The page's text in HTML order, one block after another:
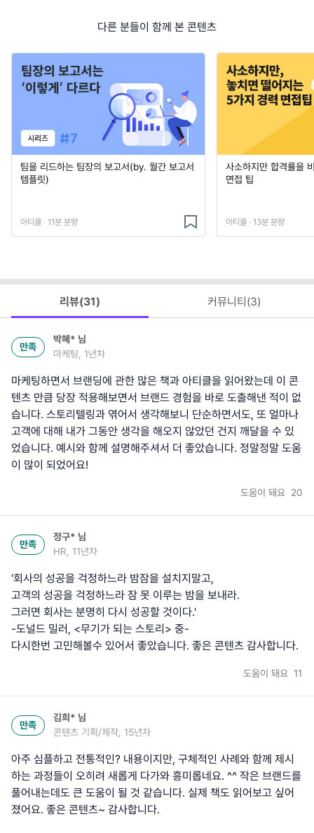
다른 분들이 함께 본 콘텐츠
팀을 리드하는 팀장의 보고서(by. 월간 보고서
템플릿)
아티클 · 11분 분량
사소하지만 합격률을
면접 팁
아티클 · 13분 분량
리뷰(31) 커뮤니티(3)
만족
박혜* 님
마케팅, 1년차
마케팅하면서 브랜딩에 관한 많은 책과 아티클을 읽어왔는데 이 콘
텐츠 만큼 당장 적용해보면서 브랜드 경험을 바로 도출해낸 적이 없
습니다. 스토리텔링과 엮어서 생각해보니 단순하면서도, 또 얼마나
고객에 대해 내가 그동안 생각을 해오지 않았던 건지 깨달을 수 있
었습니다. 예시와 함께 설명해주셔서 더 좋았습니다. 정말정말 도움
이 많이 되었어요!
도움이 돼요 20
만족
정구* 님
HR, 11년차
'회사의 성공을 걱정하느라 밤잠을 설치지말고,
고객의 성공을 걱정하느라 잠 못 이루는 밤을 보내라.
그러면 회사는 분명히 다시 성공할 것이다.'
-도널드 밀러, <무기가 되는 스토리> 중-
다시한번 고민해볼수 있어서 좋았습니다. 좋은 콘텐츠 감사합니다.
도움이 돼요 11
만족
김희* 님
콘텐츠 기획/제작, 15년차
아주 심플하고 전통적인? 내용이지만, 구체적인 사례와 함께 제시
하는 과정들이 오히려 새롭게 다가와 흥미롭네요. ^^ 작은 브랜드를
풀어내는데도 큰 도움이 될 것 같습니다. 실제 책도 읽어보고 싶어
졌어요. 좋은 콘텐츠~ 감사합니다.